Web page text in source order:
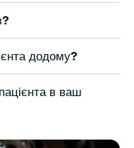
додому?
в ваш